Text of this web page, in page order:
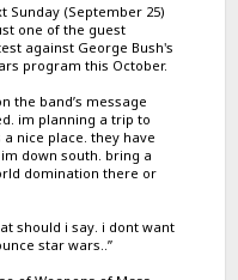
Sunday (September 25)
one of the guest
against George Bush's
program this October.
the band’s message
im planning a trip to
nice place. they have
down south. bring a
domination there or
should i say. i dont want
star wars..”